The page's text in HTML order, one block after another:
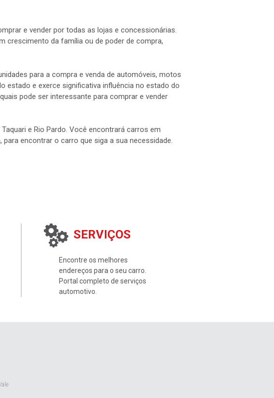
e vender por todas as lojas e concessionárias.
crescimento da família ou de poder de compra,
para a compra e venda de automóveis, motos
estado e exerce significativa influência no estado do
pode ser interessante para comprar e vender
e Rio Pardo. Você encontrará carros em
encontrar o carro que siga a sua necessidade.
SERVIÇOS
Encontre os melhores
endereços para o seu carro.
Portal completo de serviços
automotivo.